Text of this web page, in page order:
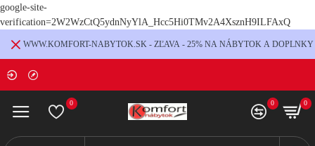
google-site-
verification=2W2WzCtQ5ydnNyYlA_Hcc5Hi0TMv2A4XsznH9ILFAxQ
WWW.KOMFORT-NABYTOK.SK - ZĽAVA - 25% NA NÁBYTOK A DOPLNKY
0 0 0